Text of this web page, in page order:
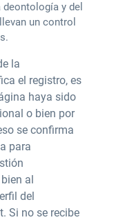
y del
un control
la
el registro, es
haya sido
o bien por
se confirma
para
al
del
Si no se recibe